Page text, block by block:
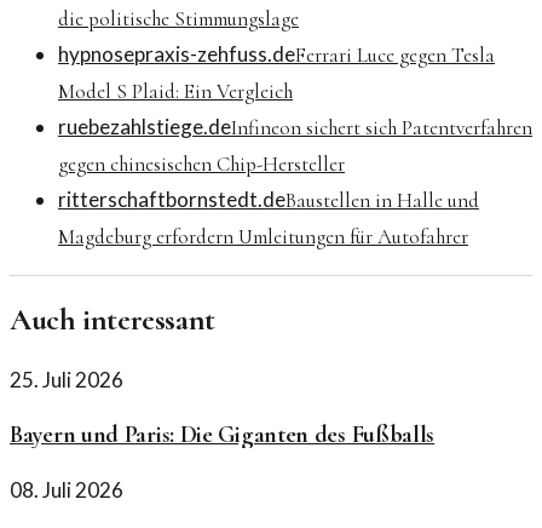
die politische Stimmungslage
hypnosepraxis-zehfuss.deFerrari Luce gegen Tesla
Model S Plaid: Ein Vergleich
ruebezahlstiege.deInfineon sichert sich Patentverfahren
gegen chinesischen Chip-Hersteller
ritterschaftbornstedt.deBaustellen in Halle und
Magdeburg erfordern Umleitungen für Autofahrer
Auch interessant
25. Juli 2026
Bayern und Paris: Die Giganten des Fußballs
08. Juli 2026